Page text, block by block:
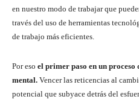
en nuestro modo de trabajar que
través del uso de herramientas
de trabajo más eficientes.
Por eso el primer paso en un
mental. Vencer las reticencias al
potencial que subyace detrás del